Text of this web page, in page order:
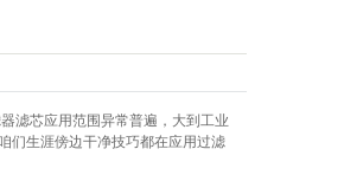
滤芯应用范围异常普遍，大到工业
们生涯傍边干净技巧都在应用过滤